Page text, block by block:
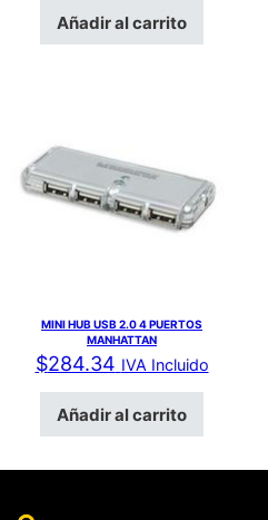
Añadir al carrito
MINI HUB USB 2.0 4 PUERTOS
MANHATTAN
$284.34 IVA Incluido
Añadir al carrito